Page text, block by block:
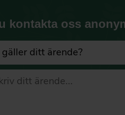
kontakta oss